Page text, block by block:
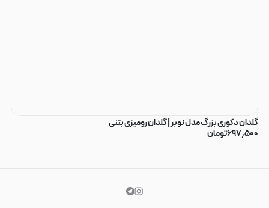
گلدان دکوری بزرگ مدل نوبر | گلدان رومیزی بتنی
۶۹۷٫۵۰۰تومان